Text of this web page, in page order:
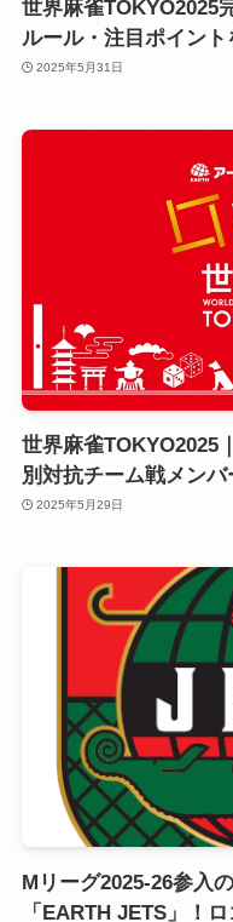
世界麻雀TOKYO2025
ルール・注目ポイント
2025年5月31日
世界麻雀TOKYO2025
別対抗チーム戦メン
2025年5月29日
Mリーグ2025-26参入
「EARTH JETS」！